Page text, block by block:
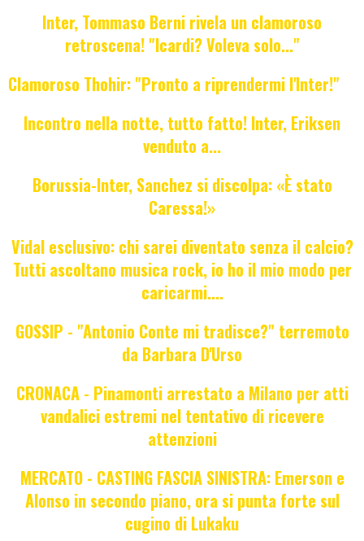
Inter, Tommaso Berni rivela un clamoroso
retroscena! "Icardi? Voleva solo..."
Clamoroso Thohir: "Pronto a riprendermi l'Inter!"
Incontro nella notte, tutto fatto! Inter, Eriksen
venduto a...
Borussia-Inter, Sanchez si discolpa: «È stato
Caressa!»
Vidal esclusivo: chi sarei diventato senza il calcio?
Tutti ascoltano musica rock, io ho il mio modo per
caricarmi....
GOSSIP - "Antonio Conte mi tradisce?" terremoto
da Barbara D'Urso
CRONACA - Pinamonti arrestato a Milano per atti
vandalici estremi nel tentativo di ricevere
attenzioni
MERCATO - CASTING FASCIA SINISTRA: Emerson e
Alonso in secondo piano, ora si punta forte sul
cugino di Lukaku